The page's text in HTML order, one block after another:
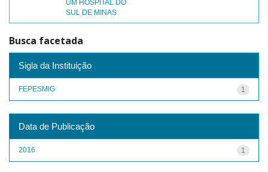
UM HOSPITAL DO
SUL DE MINAS
Busca facetada
Sigla da Instituição
1
FEPESMIG
Data de Publicação
1
2016